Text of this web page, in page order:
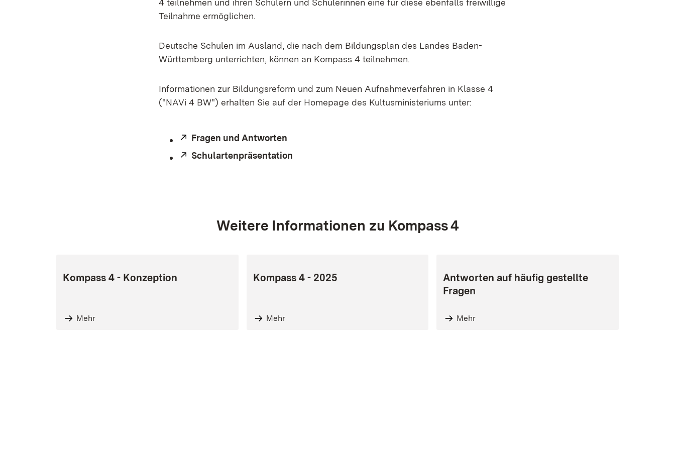
4 teilnehmen und ihren Schülern und Schülerinnen eine für diese ebenfalls freiwillige
Teilnahme ermöglichen.
Deutsche Schulen im Ausland, die nach dem Bildungsplan des Landes Baden-
Württemberg unterrichten, können an Kompass 4 teilnehmen.
Informationen zur Bildungsreform und zum Neuen Aufnahmeverfahren in Klasse 4
("NAVi 4 BW") erhalten Sie auf der Homepage des Kultusministeriums unter:
Extern:
Fragen und Antworten
Extern:
Schulartenpräsentation
Weitere Informationen zu Kompass 4
Kompass 4 - Konzeption
Mehr
Kompass 4 - 2025
Mehr
Antworten auf häufig gestellte
Fragen
Mehr